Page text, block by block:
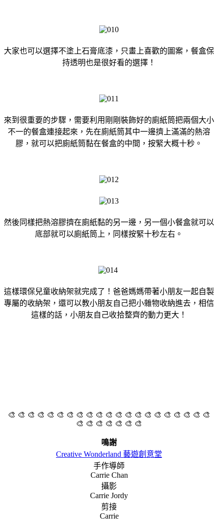
大家也可以選擇不塗上石膏底漆，只畫上喜歡的圖案，餐盒保
持透明也是很好看的選擇！
來到很重要的步驟，需要利用剛剛裝飾好的廁紙筒把兩個大小
不一的餐盒連接起來，先在廁紙筒其中一邊擠上滿滿的熱溶
膠，就可以把廁紙筒黏在餐盒的中間，按緊大概十秒。
然後同樣把熱溶膠擠在廁紙黏的另一邊，另一個小餐盒就可以
底部就可以廁紙筒上，同樣按緊十秒左右。
這樣環保兒童收納架就完成了！爸爸媽媽帶著小朋友一起自製
專屬的收納架，還可以教小朋友自己把小雜物收納進去，相信
這樣的話，小朋友自己收拾整齊的動力更大！
🎨 🎨 🎨 🎨 🎨 🎨 🎨 🎨 🎨 🎨 🎨 🎨 🎨 🎨 🎨 🎨 🎨 🎨 🎨 🎨 🎨
🎨 🎨 🎨 🎨 🎨 🎨 🎨
鳴謝
Creative Wonderland 藝遊創意堂
手作導師
Carrie Chan
攝影
Carrie Jordy
剪接
Carrie